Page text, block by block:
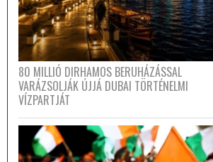
80 MILLIÓ DIRHAMOS BERUHÁZÁSSAL
VARÁZSOLJÁK ÚJJÁ DUBAI TÖRTÉNELMI
VÍZPARTJÁT